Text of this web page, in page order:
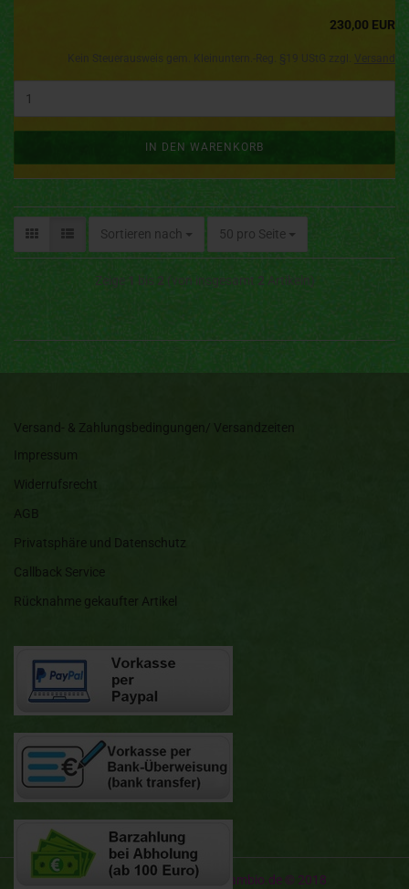
230,00 EUR
IN DEN WARENKORB
Sortieren nach 50 pro Seite
Versand- & Zahlungsbedingungen/ Versandzeiten
Impressum
Widerrufsrecht
AGB
Privatsphäre und Datenschutz
Callback Service
Rücknahme gekaufter Artikel
Onlineshop erstellenmit Gambio.de © 2018